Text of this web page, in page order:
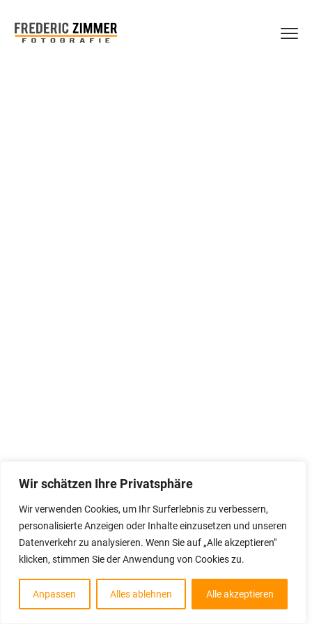
Wir schätzen Ihre Privatsphäre
Wir verwenden Cookies, um Ihr Surferlebnis zu verbessern,
personalisierte Anzeigen oder Inhalte einzusetzen und unseren
Datenverkehr zu analysieren. Wenn Sie auf „Alle akzeptieren"
klicken, stimmen Sie der Anwendung von Cookies zu.
Anpassen Alles ablehnen Alle akzeptieren